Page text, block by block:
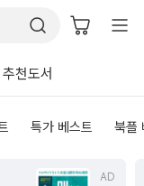
추천도서
특가 베스트 북플
AD